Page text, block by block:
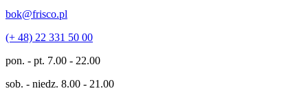
bok@frisco.pl
(+ 48) 22 331 50 00
pon. - pt. 7.00 - 22.00
sob. - niedz. 8.00 - 21.00